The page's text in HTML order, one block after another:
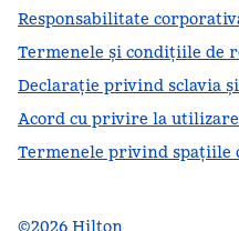
Responsabilitate
Termenele și condițiile de
Declarație privind sclavia
Acord cu privire la
Termenele privind spațiile
©2026 Hilton